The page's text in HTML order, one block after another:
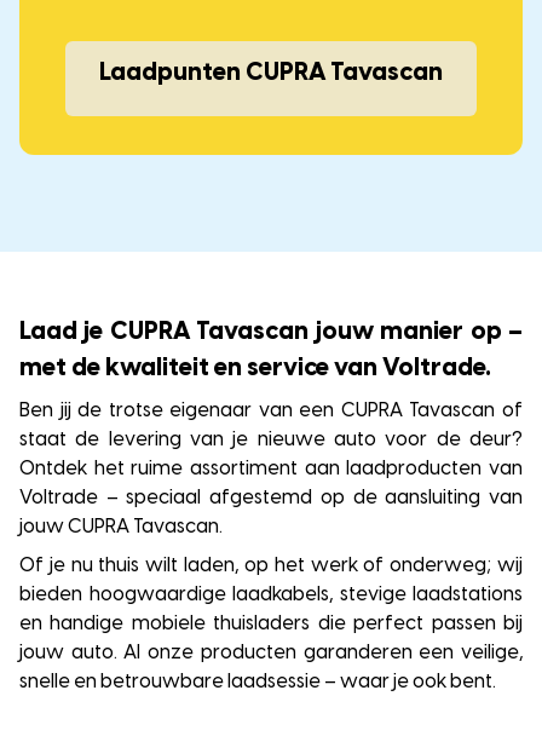
Laadpunten CUPRA Tavascan
Laad je CUPRA Tavascan jouw manier op –
met de kwaliteit en service van Voltrade.
Ben jij de trotse eigenaar van een CUPRA Tavascan of
staat de levering van je nieuwe auto voor de deur?
Ontdek het ruime assortiment aan laadproducten van
Voltrade – speciaal afgestemd op de aansluiting van
jouw CUPRA Tavascan.
Of je nu thuis wilt laden, op het werk of onderweg; wij
bieden hoogwaardige laadkabels, stevige laadstations
en handige mobiele thuisladers die perfect passen bij
jouw auto. Al onze producten garanderen een veilige,
snelle en betrouwbare laadsessie – waar je ook bent.